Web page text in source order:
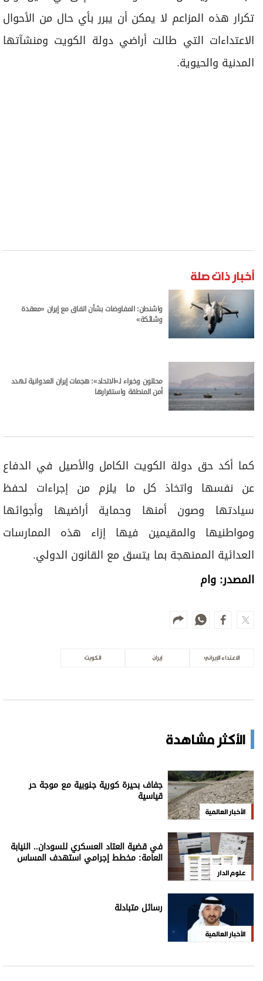
تكرار هذه المزاعم لا يمكن أن يبرر بأي حال من الأحوال
الاعتداءات التي طالت أراضي دولة الكويت ومنشآتها
المدنية والحيوية.
أخبار ذات صلة
واشنطن: المفاوضات بشأن اتفاق مع إيران «معقدة
وشائكة»
محللون وخبراء لـ«الاتحاد»: هجمات إيران العدوانية تهدد
أمن المنطقة واستقرارها
كما أكد حق دولة الكويت الكامل والأصيل في الدفاع
عن نفسها واتخاذ كل ما يلزم من إجراءات لحفظ
سيادتها وصون أمنها وحماية أراضيها وأجوائها
ومواطنيها والمقيمين فيها إزاء هذه الممارسات
العدائية الممنهجة بما يتسق مع القانون الدولي.
المصدر: وام
الاعتداء الإيراني إيران الكويت
الأكثر مشاهدة
الأخبار العالمية
جفاف بحيرة كورية جنوبية مع موجة حر
قياسية
علوم الدار
في قضية العتاد العسكري للسودان.. النيابة
العامة: مخطط إجرامي استهدف المساس
الأخبار العالمية
رسائل متبادلة